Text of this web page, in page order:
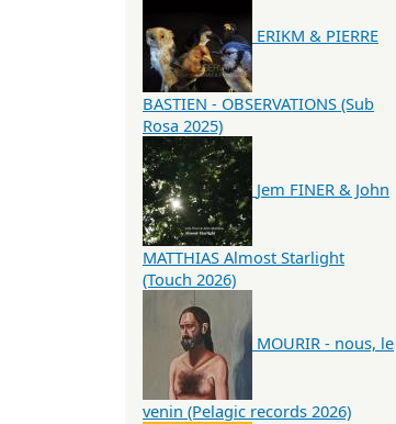
ERIKM & PIERRE
BASTIEN - OBSERVATIONS (Sub
Rosa 2025)
Jem FINER & John
MATTHIAS Almost Starlight
(Touch 2026)
MOURIR - nous, le
venin (Pelagic records 2026)